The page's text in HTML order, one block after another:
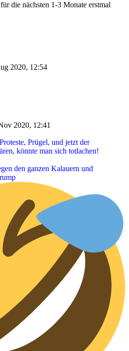
die nächsten 1-3 Monate erstmal
2020, 12:54
2020, 12:41
Prügel, und jetzt der
könnte man sich totlachen!
den ganzen Kalauern und